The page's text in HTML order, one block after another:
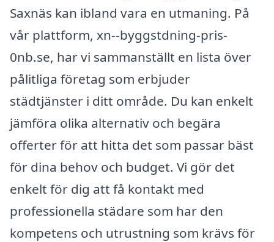
Saxnäs kan ibland vara en utmaning. På
vår plattform, xn--byggstdning-pris-
0nb.se, har vi sammanställt en lista över
pålitliga företag som erbjuder
städtjänster i ditt område. Du kan enkelt
jämföra olika alternativ och begära
offerter för att hitta det som passar bäst
för dina behov och budget. Vi gör det
enkelt för dig att få kontakt med
professionella städare som har den
kompetens och utrustning som krävs för